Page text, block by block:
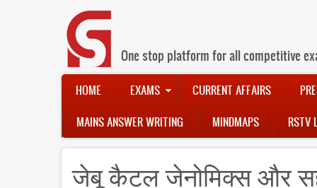
One stop platform for all competitive
Main
navigation
HOME EXAMS CURRENT AFFAIRS
MAINS ANSWER WRITING MINDMAPS RSTV
जेबू कैटल जेनोमिक्‍स और